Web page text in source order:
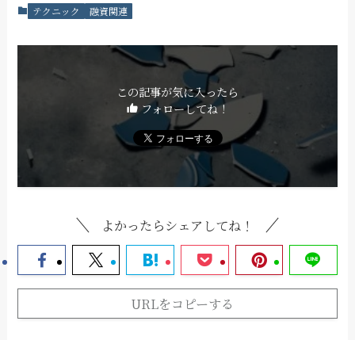
テクニック 融資関連
この記事が気に入ったら
フォローしてね！
よかったらシェアしてね！
URLをコピーする